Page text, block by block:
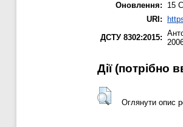
Оновлення:
15
URI:
ДСТУ 8302:2015:
Дії ​​(потрібно
Оглянути опис